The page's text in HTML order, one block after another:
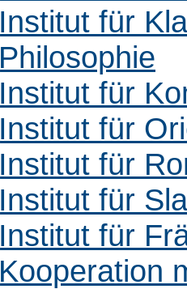
Institut für
Philosophie
Institut für
Institut für
Institut für
Institut für
Institut für
Kooperation